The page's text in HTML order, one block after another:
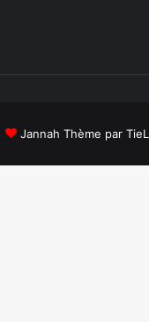
Jannah Thème par